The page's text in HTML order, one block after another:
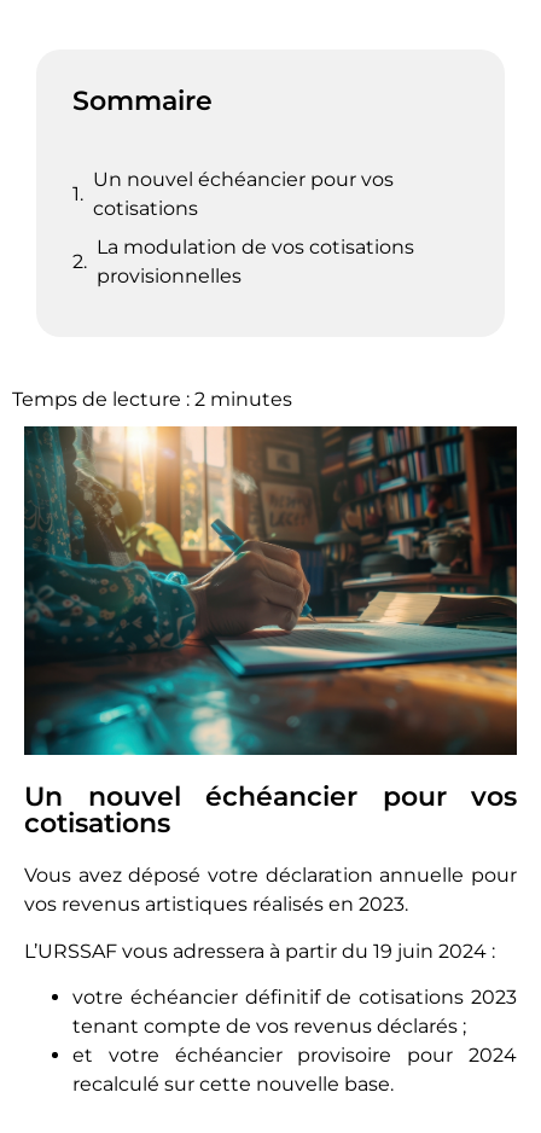
Sommaire
Un nouvel échéancier pour vos
cotisations
La modulation de vos cotisations
provisionnelles
Temps de lecture : 2 minutes
Un nouvel échéancier pour vos
cotisations
Vous avez déposé votre déclaration annuelle pour
vos revenus artistiques réalisés en 2023.
L’URSSAF vous adressera à partir du 19 juin 2024 :
votre échéancier définitif de cotisations 2023
tenant compte de vos revenus déclarés ;
et votre échéancier provisoire pour 2024
recalculé sur cette nouvelle base.